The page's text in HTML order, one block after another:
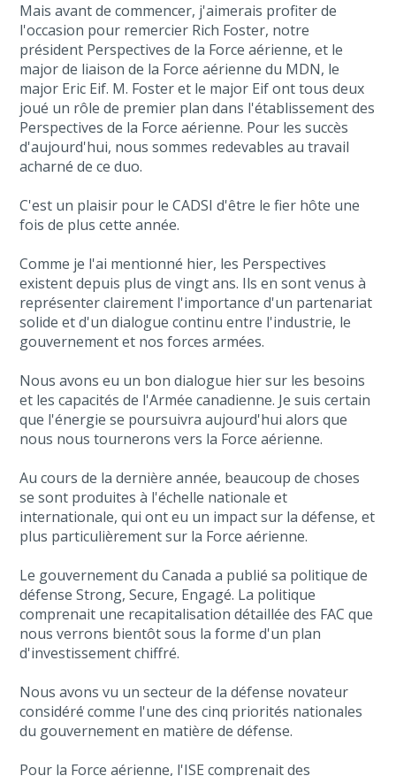
Mais avant de commencer, j'aimerais profiter de
l'occasion pour remercier Rich Foster, notre
président Perspectives de la Force aérienne, et le
major de liaison de la Force aérienne du MDN, le
major Eric Eif. M. Foster et le major Eif ont tous deux
joué un rôle de premier plan dans l'établissement des
Perspectives de la Force aérienne. Pour les succès
d'aujourd'hui, nous sommes redevables au travail
acharné de ce duo.
C'est un plaisir pour le CADSI d'être le fier hôte une
fois de plus cette année.
Comme je l'ai mentionné hier, les Perspectives
existent depuis plus de vingt ans. Ils en sont venus à
représenter clairement l'importance d'un partenariat
solide et d'un dialogue continu entre l'industrie, le
gouvernement et nos forces armées.
Nous avons eu un bon dialogue hier sur les besoins
et les capacités de l'Armée canadienne. Je suis certain
que l'énergie se poursuivra aujourd'hui alors que
nous nous tournerons vers la Force aérienne.
Au cours de la dernière année, beaucoup de choses
se sont produites à l'échelle nationale et
internationale, qui ont eu un impact sur la défense, et
plus particulièrement sur la Force aérienne.
Le gouvernement du Canada a publié sa politique de
défense Strong, Secure, Engagé. La politique
comprenait une recapitalisation détaillée des FAC que
nous verrons bientôt sous la forme d'un plan
d'investissement chiffré.
Nous avons vu un secteur de la défense novateur
considéré comme l'une des cinq priorités nationales
du gouvernement en matière de défense.
Pour la Force aérienne, l'ISE comprenait des